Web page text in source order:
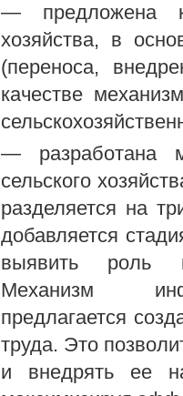
— предложена
хозяйства, в
(переноса,
качестве
— разработана
сельского
разделяется на
добавляется
выявить роль
Механизм
предлагается
труда. Это
и внедрять ее